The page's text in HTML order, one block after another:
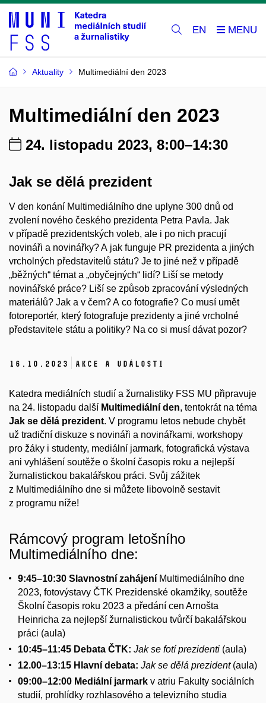
EN
Aktuality Multimediální den 2023
Multimediální den 2023
24. listopadu 2023, 8:00–14:30
Jak se dělá prezident
V den konání Multimediálního dne uplyne 300 dnů od
zvolení nového českého prezidenta Petra Pavla. Jak
v případě prezidentských voleb, ale i po nich pracují
novináři a novinářky? A jak funguje PR prezidenta a jiných
vrcholných představitelů státu? Je to jiné než v případě
„běžných“ témat a „obyčejných“ lidí? Liší se metody
novinářské práce? Liší se způsob zpracování výsledných
materiálů? Jak a v čem? A co fotografie? Co musí umět
fotoreportér, který fotografuje prezidenty a jiné vrcholné
představitele státu a politiky? Na co si musí dávat pozor?
16. 10. 2023 Akce a události
Katedra mediálních studií a žurnalistiky FSS MU připravuje
na 24. listopadu další Multimediální den, tentokrát na téma
Jak se dělá prezident. V programu letos nebude chybět
už tradiční diskuze s novináři a novinářkami, workshopy
pro žáky i studenty, mediální jarmark, fotografická výstava
ani vyhlášení soutěže o školní časopis roku a nejlepší
žurnalistickou bakalářskou práci. Svůj zážitek
z Multimediálního dne si můžete libovolně sestavit
z programu níže!
Rámcový program letošního
Multimediálního dne:
9:45–10:30 Slavnostní zahájení Multimediálního dne
2023, fotovýstavy ČTK Prezidenské okamžiky, soutěže
Školní časopis roku 2023 a předání cen Arnošta
Heinricha za nejlepší žurnalistickou tvůrčí bakalářskou
práci (aula)
10:45–11:45 Debata ČTK: Jak se fotí prezidenti (aula)
12.00–13:15 Hlavní debata: Jak se dělá prezident(aula)
09:00–12:00 Mediální jarmark v atriu Fakulty sociálních
studií, prohlídky rozhlasového a televizního studia